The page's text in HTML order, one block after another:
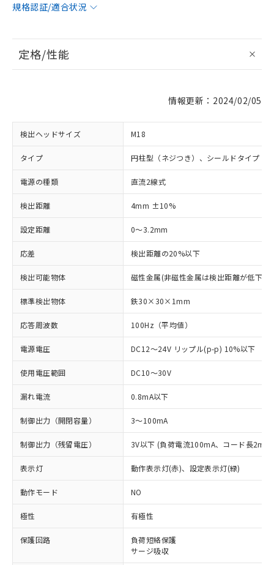
規格認証/適合状況
定格/性能
情報更新：2024/02/05
検出ヘッドサイズ M18
タイプ 円柱型（ネジつき）、シールドタイプ
電源の種類 直流2線式
検出距離 4mm ±10%
設定距離 0～3.2mm
応差 検出距離の20%以下
検出可能物体 磁性金属(非磁性金属は検出距離が低下し
標準検出物体 鉄30×30×1mm
応答周波数 100Hz（平均値）
電源電圧 DC12～24V リップル(p-p) 10%以下
使用電圧範囲 DC10～30V
漏れ電流 0.8mA以下
制御出力（開閉容量） 3～100mA
制御出力（残留電圧） 3V以下 (負荷電流100mA、コード長2m時
表示灯 動作表示灯(赤)、設定表示灯(緑)
動作モード NO
極性 有極性
保護回路
負荷短絡保護
サージ吸収
※1 対応状況